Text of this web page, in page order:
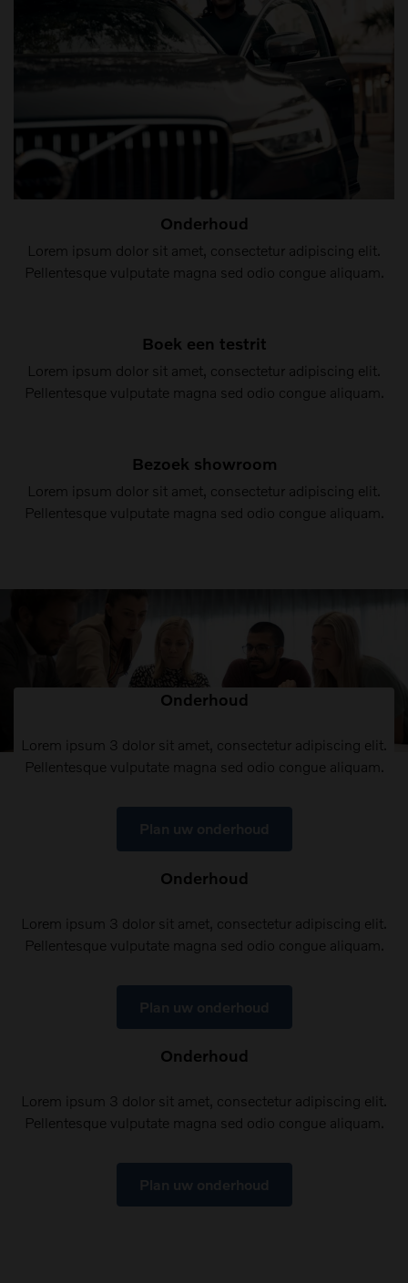
Onderhoud
Lorem ipsum dolor sit amet, consectetur adipiscing elit.
Pellentesque vulputate magna sed odio congue aliquam.
Boek een testrit
Lorem ipsum dolor sit amet, consectetur adipiscing elit.
Pellentesque vulputate magna sed odio congue aliquam.
Bezoek showroom
Lorem ipsum dolor sit amet, consectetur adipiscing elit.
Pellentesque vulputate magna sed odio congue aliquam.
Onderhoud
Lorem ipsum 3 dolor sit amet, consectetur adipiscing elit.
Pellentesque vulputate magna sed odio congue aliquam.
Plan uw onderhoud
Onderhoud
Lorem ipsum 3 dolor sit amet, consectetur adipiscing elit.
Pellentesque vulputate magna sed odio congue aliquam.
Plan uw onderhoud
Onderhoud
Lorem ipsum 3 dolor sit amet, consectetur adipiscing elit.
Pellentesque vulputate magna sed odio congue aliquam.
Plan uw onderhoud